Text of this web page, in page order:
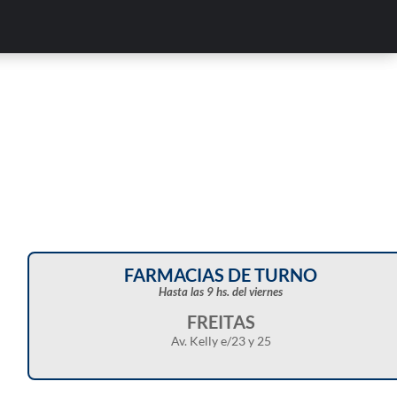
FARMACIAS DE TURNO
Hasta las 9 hs. del viernes
FREITAS
Av. Kelly e/23 y 25